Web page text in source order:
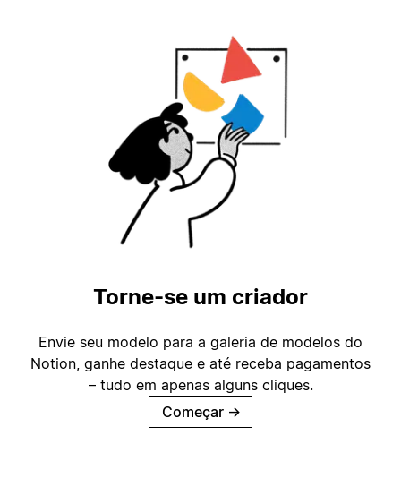
Torne-se um criador
Envie seu modelo para a galeria de modelos do
Notion, ganhe destaque e até receba pagamentos
– tudo em apenas alguns cliques.
Começar →